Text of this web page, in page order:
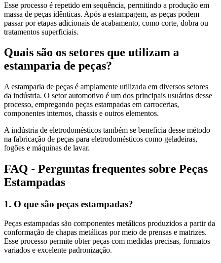
Esse processo é repetido em sequência, permitindo a produção em
massa de peças idênticas. Após a estampagem, as peças podem
passar por etapas adicionais de acabamento, como corte, dobra ou
tratamentos superficiais.
Quais são os setores que utilizam a
estamparia de peças?
A estamparia de peças é amplamente utilizada em diversos setores
da indústria. O setor automotivo é um dos principais usuários desse
processo, empregando peças estampadas em carrocerias,
componentes internos, chassis e outros elementos.
A indústria de eletrodomésticos também se beneficia desse método
na fabricação de peças para eletrodomésticos como geladeiras,
fogões e máquinas de lavar.
FAQ - Perguntas frequentes sobre Peças
Estampadas
1. O que são peças estampadas?
Peças estampadas são componentes metálicos produzidos a partir da
conformação de chapas metálicas por meio de prensas e matrizes.
Esse processo permite obter peças com medidas precisas, formatos
variados e excelente padronização.